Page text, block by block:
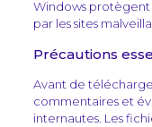
Windows protègent
par les sites
Précautions
Avant de
commentaires et
internautes. Les